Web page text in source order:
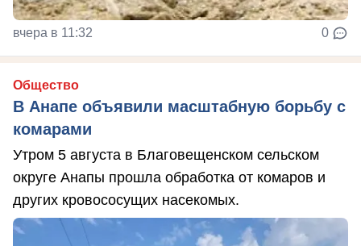
вчера в 11:32 0
Общество
В Анапе объявили масштабную борьбу с
комарами
Утром 5 августа в Благовещенском сельском
округе Анапы прошла обработка от комаров и
других кровососущих насекомых.